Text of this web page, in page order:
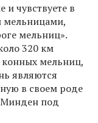
чувствуете в
мельницами,
мельниц».
320 км
мельниц,
являются
в своем роде
Минден под